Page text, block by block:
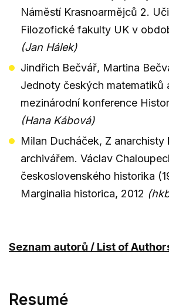
Náměstí Krasnoarmějců 2.
Filozofické fakulty UK v
(Jan Hálek)
Jindřich Bečvář, Martina
Jednoty českých matematiků
mezinárodní konference
(Hana Kábová)
Milan Ducháček, Z anarchisty
archivářem. Václav
československého historika
Marginalia historica, 2012
Seznam autorů / List of
Resumé